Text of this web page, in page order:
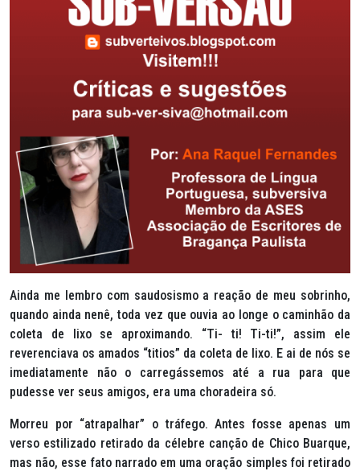
Ainda me lembro com saudosismo a reação de meu sobrinho,
quando ainda nenê, toda vez que ouvia ao longe o caminhão da
coleta de lixo se aproximando. “Ti- ti! Ti-ti!”, assim ele
reverenciava os amados “titios” da coleta de lixo. E ai de nós se
imediatamente não o carregássemos até a rua para que
pudesse ver seus amigos, era uma choradeira só.
Morreu por “atrapalhar” o tráfego. Antes fosse apenas um
verso estilizado retirado da célebre canção de Chico Buarque,
mas não, esse fato narrado em uma oração simples foi retirado